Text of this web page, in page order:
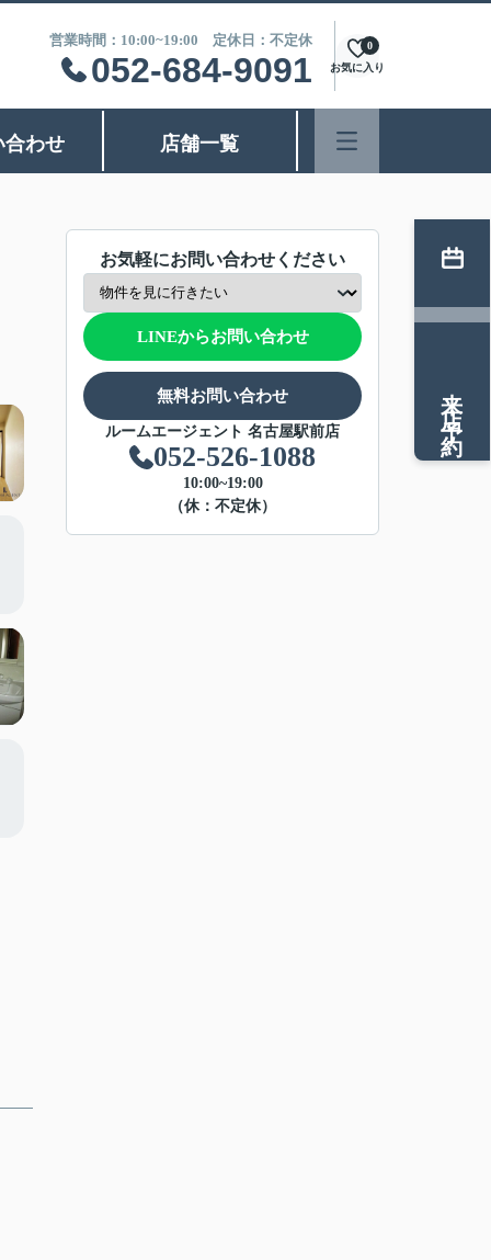
営業時間：10:00~19:00 定休日：不定休
052-684-9091 お気に入り
0
合わせ 店舗一覧
お気軽にお問い合わせください
LINEからお問い合わせ
無料お問い合わせ
ルームエージェント 名古屋駅前店
052-526-1088
10:00~19:00
（休：不定休）
来店予約